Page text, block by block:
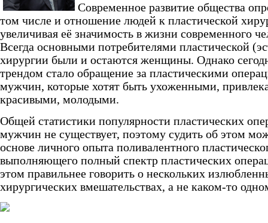
Современное развитие общества
том числе и отношение людей к пластической
увеличивая её значимость в жизни современного
Всегда основными потребителями пластической
хирургии были и остаются женщины. Однако
трендом стало обращение за пластическими
мужчин, которые хотят быть ухоженными,
красивыми, молодыми.
Общей статистики популярности пластических
мужчин не существует, поэтому судить об этом
основе личного опыта поливалентного
выполняющего полный спектр пластических
этом правильнее говорить о нескольких
хирургических вмешательствах, а не каком‑то